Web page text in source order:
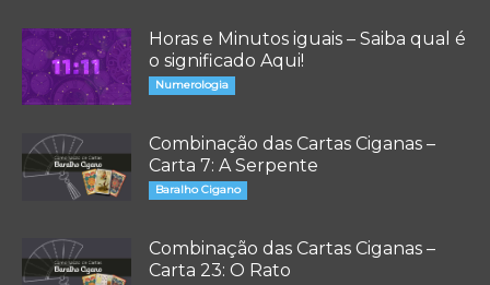
Horas e Minutos iguais – Saiba qual é
o significado Aqui!
Numerologia
Combinação das Cartas Ciganas –
Carta 7: A Serpente
Baralho Cigano
Combinação das Cartas Ciganas –
Carta 23: O Rato